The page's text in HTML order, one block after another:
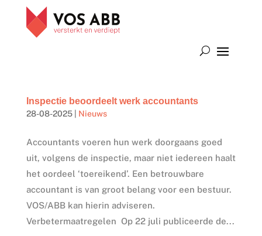
Inspectie beoordeelt werk accountants
28-08-2025| Nieuws
Accountants voeren hun werk doorgaans goed
uit, volgens de inspectie, maar niet iedereen haalt
het oordeel ‘toereikend’. Een betrouwbare
accountant is van groot belang voor een bestuur.
VOS/ABB kan hierin adviseren.
Verbetermaatregelen Op 22 juli publiceerde de...